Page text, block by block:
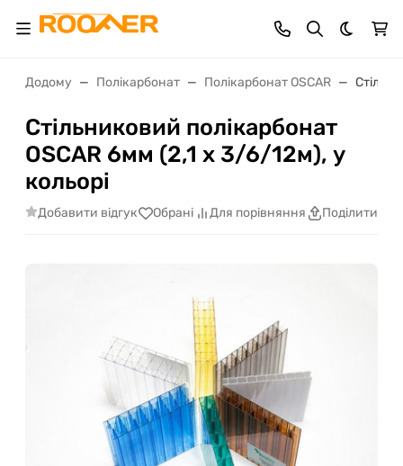
Dark
Додому Полікарбонат Полікарбонат OSCAR
Стільниковий полікарбонат
OSCAR 6мм (2,1 х 3/6/12м), у
кольорі
Добавити відгук Обрані Для порівняння Поділитися